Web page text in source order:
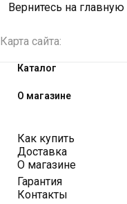
Вернитесь на главную
Карта сайта:
Каталог
О магазине
Как купить
Доставка
О магазине
Гарантия
Контакты